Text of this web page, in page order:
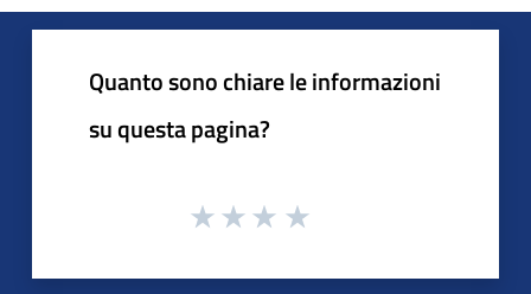
Quanto sono chiare le informazioni
su questa pagina?